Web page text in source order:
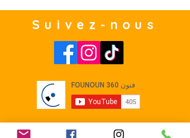
Suivez-nous